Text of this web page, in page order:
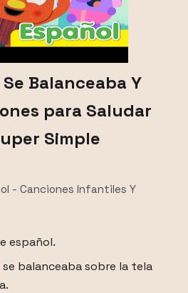
Balanceaba Y
para Saludar
Simple
- Canciones Infantiles Y
español.
balanceaba sobre la tela